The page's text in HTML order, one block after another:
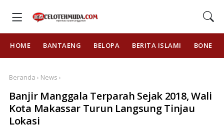
HOME BANTAENG BELOPA BERITA ISLAMI BONE
Beranda › News ›
Banjir Manggala Terparah Sejak 2018, Wali
Kota Makassar Turun Langsung Tinjau
Lokasi